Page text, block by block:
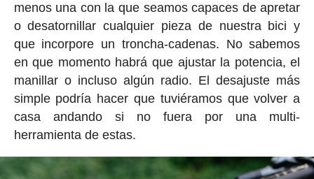
menos una con la que seamos capaces de apretar
o desatornillar cualquier pieza de nuestra bici y
que incorpore un troncha-cadenas. No sabemos
en que momento habrá que ajustar la potencia, el
manillar o incluso algún radio. El desajuste más
simple podría hacer que tuviéramos que volver a
casa andando si no fuera por una multi-
herramienta de estas.